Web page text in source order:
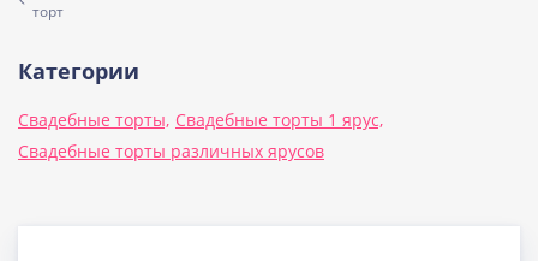
торт
Категории
Свадебные торты, Свадебные торты 1 ярус,
Свадебные торты различных ярусов